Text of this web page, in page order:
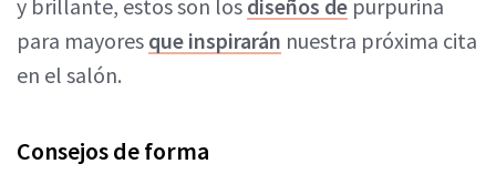
y brillante, estos son los diseños de purpurina
para mayores que inspirarán nuestra próxima cita
en el salón.
Consejos de forma